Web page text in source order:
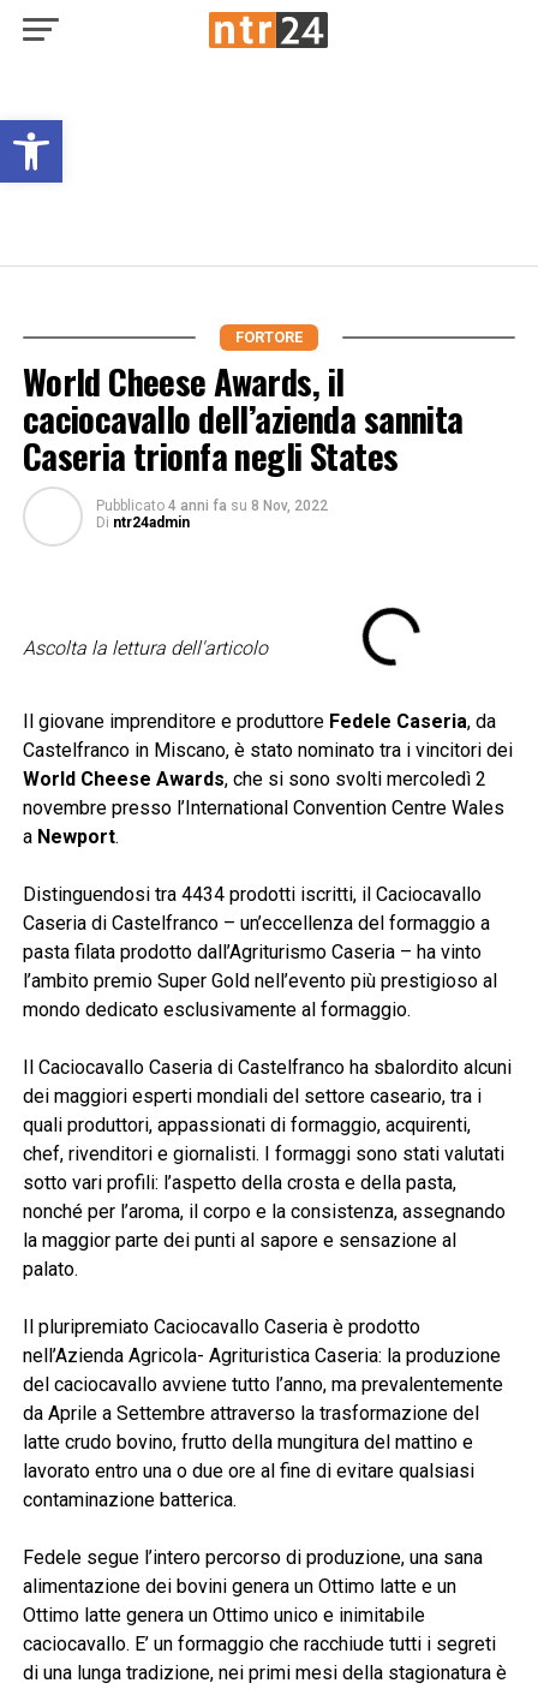
Open toolbar
FORTORE
World Cheese Awards, il
caciocavallo dell’azienda sannita
Caseria trionfa negli States
Pubblicato 4 anni fa su 8 Nov, 2022
Di ntr24admin
Ascolta la lettura dell'articolo
Il giovane imprenditore e produttore Fedele Caseria, da
Castelfranco in Miscano, è stato nominato tra i vincitori dei
World Cheese Awards, che si sono svolti mercoledì 2
novembre presso l’International Convention Centre Wales
a Newport.
Distinguendosi tra 4434 prodotti iscritti, il Caciocavallo
Caseria di Castelfranco – un’eccellenza del formaggio a
pasta filata prodotto dall’Agriturismo Caseria – ha vinto
l’ambito premio Super Gold nell’evento più prestigioso al
mondo dedicato esclusivamente al formaggio.
Il Caciocavallo Caseria di Castelfranco ha sbalordito alcuni
dei maggiori esperti mondiali del settore caseario, tra i
quali produttori, appassionati di formaggio, acquirenti,
chef, rivenditori e giornalisti. I formaggi sono stati valutati
sotto vari profili: l’aspetto della crosta e della pasta,
nonché per l’aroma, il corpo e la consistenza, assegnando
la maggior parte dei punti al sapore e sensazione al
palato.
Il pluripremiato Caciocavallo Caseria è prodotto
nell’Azienda Agricola- Agrituristica Caseria: la produzione
del caciocavallo avviene tutto l’anno, ma prevalentemente
da Aprile a Settembre attraverso la trasformazione del
latte crudo bovino, frutto della mungitura del mattino e
lavorato entro una o due ore al fine di evitare qualsiasi
contaminazione batterica.
Fedele segue l’intero percorso di produzione, una sana
alimentazione dei bovini genera un Ottimo latte e un
Ottimo latte genera un Ottimo unico e inimitabile
caciocavallo. E’ un formaggio che racchiude tutti i segreti
di una lunga tradizione, nei primi mesi della stagionatura è